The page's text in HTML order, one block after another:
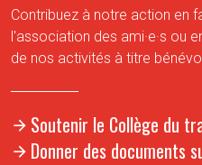
Contribuez à notre action en
l'association des ami·e·s ou
de nos activités à titre
Soutenir le Collège du
Donner des documents